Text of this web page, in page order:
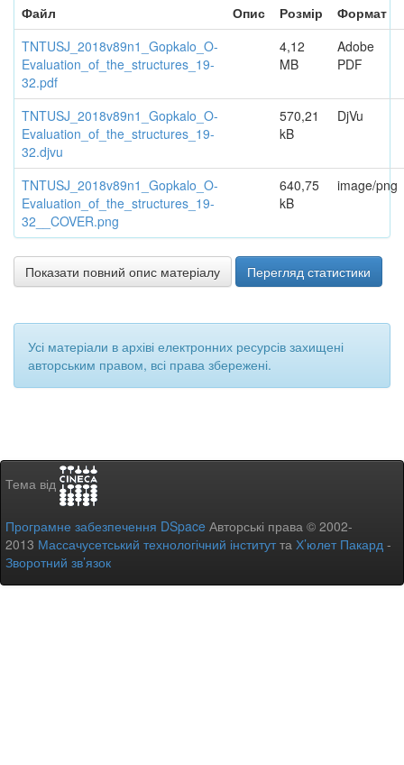
Файл Опис Розмір
Формат
TNTUSJ_2018v89n1_Gopkalo_O-
Evaluation_of_the_structures_19-
32.pdf
4,12
MB
Adobe
PDF
TNTUSJ_2018v89n1_Gopkalo_O-
Evaluation_of_the_structures_19-
32.djvu
570,21
kB
DjVu
TNTUSJ_2018v89n1_Gopkalo_O-
Evaluation_of_the_structures_19-
32__COVER.png
640,75
kB
image/png
Показати повний опис матеріалу Перегляд статистики
Усі матеріали в архіві електронних ресурсів захищені
авторським правом, всі права збережені.
Тема від
Програмне забезпечення DSpace Авторські права © 2002-
2013 Массачусетський технологічний інститутта Х’юлет Пакард -
Зворотний зв’язок